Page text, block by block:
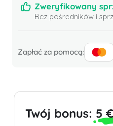
Zweryfikowany
Bez pośredników i
Zapłać za pomocą:
Twój bonus: 5